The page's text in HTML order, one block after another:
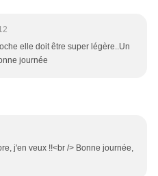
elle doit être super légère..Un
journée
j'en veux !!<br /> Bonne journée,